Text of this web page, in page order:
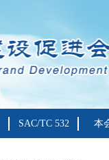
SAC/TC 532 本